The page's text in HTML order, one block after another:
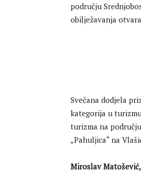
području
obilježavanja
Svečana dodjela
kategorija u
turizma na
„Pahuljica“ na
Miroslav